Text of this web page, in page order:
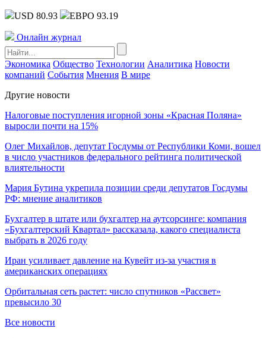
USD 80.93 ЕВРО 93.19
Онлайн журнал
Экономика Общество Технологии Аналитика Новости
компаний События Мнения В мире
Другие новости
Налоговые поступления игорной зоны «Красная Поляна»
выросли почти на 15%
Олег Михайлов, депутат Госдумы от Республики Коми, вошел
в число участников федерального рейтинга политической
влиятельности
Мария Бутина укрепила позиции среди депутатов Госдумы
РФ: мнение аналитиков
Бухгалтер в штате или бухгалтер на аутсорсинге: компания
«Бухгалтерский Квартал» рассказала, какого специалиста
выбрать в 2026 году
Иран усиливает давление на Кувейт из-за участия в
американских операциях
Орбитальная сеть растет: число спутников «Рассвет»
превысило 30
Все новости